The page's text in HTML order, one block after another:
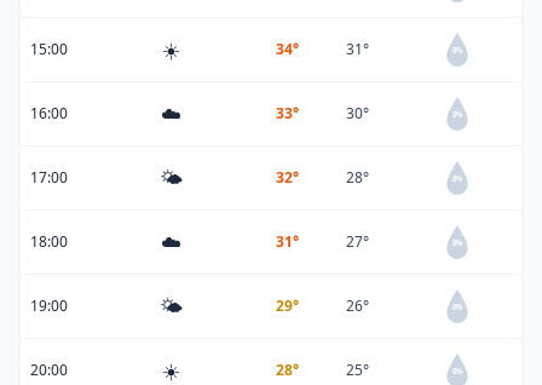
15:00 ☀️ 34° 31° 0%
16:00 ☁️ 33° 30° 0%
17:00 🌤️ 32° 28° 0%
18:00 ☁️ 31° 27° 0%
19:00 🌤️ 29° 26° 0%
20:00 ☀️ 28° 25° 0%